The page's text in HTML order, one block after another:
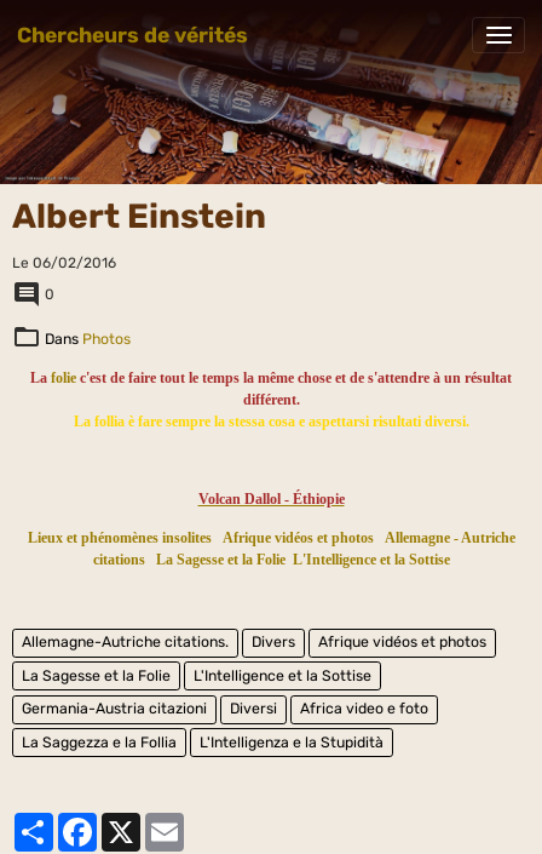
Chercheurs de vérités
Albert Einstein
Le 06/02/2016
0
Dans Photos
La folie c'est de faire tout le temps la même chose et de s'attendre à un résultat
différent.
La follia è fare sempre la stessa cosa e aspettarsi risultati diversi.
Volcan Dallol - Éthiopie
Lieux et phénomènes insolites Afrique vidéos et photos
Allemagne - Autriche
citations
La Sagesse et la Folie L'Intelligence et la Sottise
Allemagne-Autriche citations. Divers
Afrique vidéos et photos
La Sagesse et la Folie
L'Intelligence et la Sottise
Germania-Austria citazioni
Diversi
Africa video e foto
La Saggezza e la Follia
L'Intelligenza e la Stupidità
PartagerFacebook
X